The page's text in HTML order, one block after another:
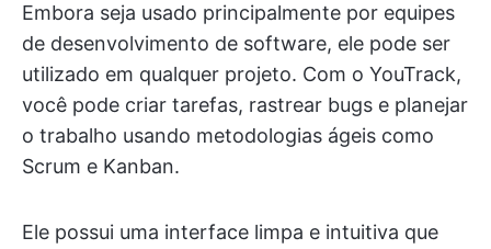
Embora seja usado principalmente por equipes
de desenvolvimento de software, ele pode ser
utilizado em qualquer projeto. Com o YouTrack,
você pode criar tarefas, rastrear bugs e planejar
o trabalho usando metodologias ágeis como
Scrum e Kanban.
Ele possui uma interface limpa e intuitiva que